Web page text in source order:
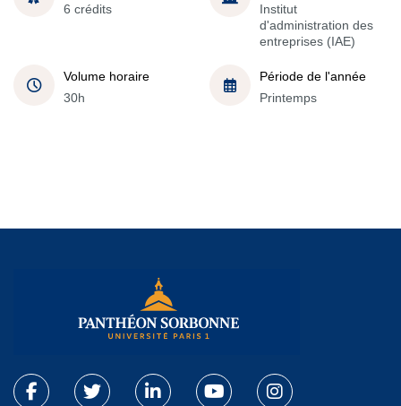
6 crédits
Institut
d'administration des
entreprises (IAE)
Volume horaire
30h
Période de l'année
Printemps